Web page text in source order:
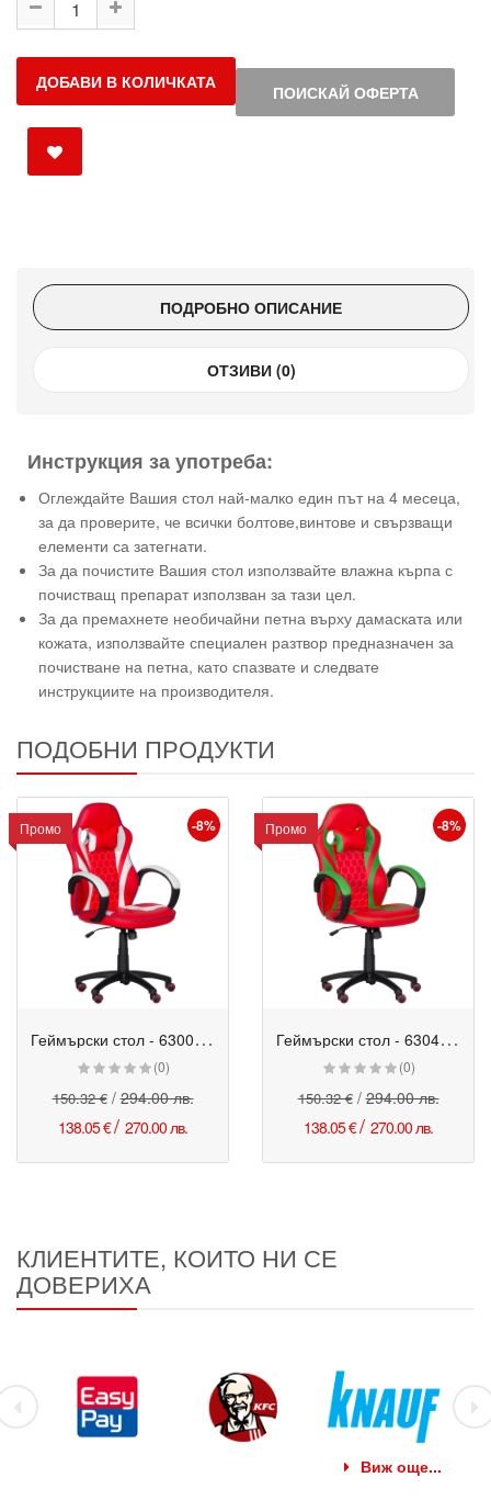
ДОБАВИ В КОЛИЧКАТА ПОИСКАЙ ОФЕРТА
ПОДРОБНО ОПИСАНИЕ
ОТЗИВИ (0)
Инструкция за употреба:
Оглеждайте Вашия стол най-малко един път на 4 месеца,
за да проверите, че всички болтове,винтове и свързващи
елементи са затегнати.
За да почистите Вашия стол използвайте влажна кърпа с
почистващ препарат използван за тази цел.
За да премахнете необичайни петна върху дамаската или
кожата, използвайте специален разтвор предназначен за
почистване на петна, като спазвате и следвате
инструкциите на производителя.
ПОДОБНИ ПРОДУКТИ
Промо
Промо
-8%
Г
еймърски стол - 6300 червен-бял
(0)
150.32 €/294.00 лв.
138.05 €/ 270.00 лв.
Промо
Промо
-8%
Г
еймърски стол - 6304 червен-зелен
(0)
150.32 €/294.00 лв.
138.05 €/ 270.00 лв.
КЛИЕНТИТЕ, КОИТО НИ СЕ
ДОВЕРИХА
Виж още...